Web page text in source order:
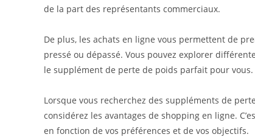
de la part des représentants commerciaux.
De plus, les achats en ligne vous permettent de
pressé ou dépassé. Vous pouvez explorer
le supplément de perte de poids parfait pour vous.
Lorsque vous recherchez des suppléments de
considérez les avantages de shopping en ligne.
en fonction de vos préférences et de vos objectifs.